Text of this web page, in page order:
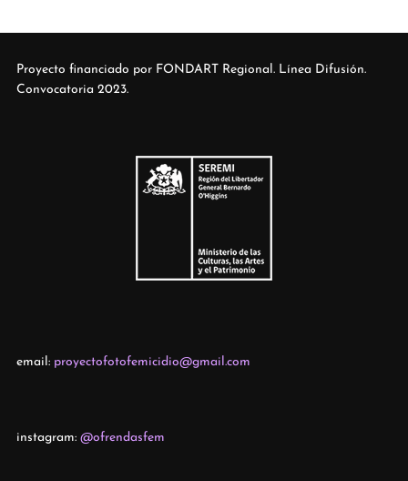
Proyecto financiado por FONDART Regional. Línea Difusión.
Convocatoria 2023.
email: proyectofotofemicidio@gmail.com
instagram: @ofrendasfem